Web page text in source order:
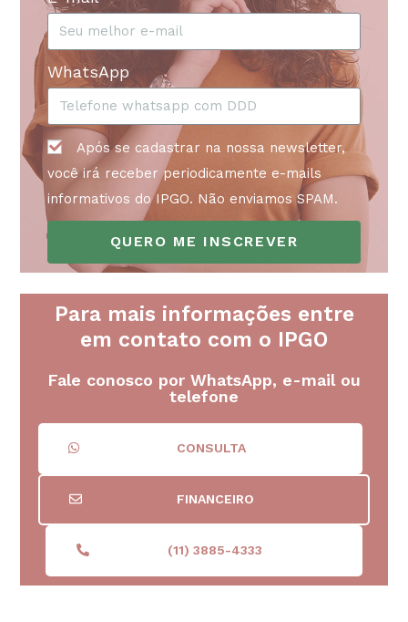
WhatsApp
Após se cadastrar na nossa newsletter,
você irá receber periodicamente e-mails
informativos do IPGO. Não enviamos SPAM.
QUERO ME INSCREVER
Para mais informações entre
em contato com o IPGO
Fale conosco por WhatsApp, e-mail ou
telefone
CONSULTA
FINANCEIRO
(11) 3885-4333